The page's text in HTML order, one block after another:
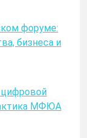
форуме:
бизнеса и
МФЮА